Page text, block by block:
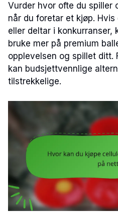
Vurder hvor ofte du
når du foretar et kjøp.
eller deltar i
bruke mer på premium
opplevelsen og spillet ditt.
kan budsjettvennlige
tilstrekkelige.